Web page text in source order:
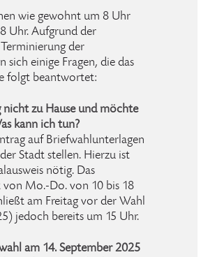
wie gewohnt um 8 Uhr
Uhr. Aufgrund der
der
sich einige Fragen, die das
folgt beantwortet:
zu Hause und möchte
kann ich tun?
auf Briefwahlunterlagen
Stadt stellen. Hierzu ist
nötig. Das
Mo.-Do. von 10 bis 18
am Freitag vor der Wahl
jedoch bereits um 15 Uhr.
am 14. September 2025